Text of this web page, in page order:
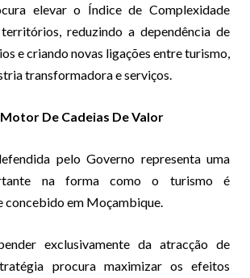
elevar o Índice de Complexidade
reduzindo a dependência de
e criando novas ligações entre turismo,
transformadora e serviços.
De Cadeias De Valor
pelo Governo representa uma
na forma como o turismo é
concebido em Moçambique.
exclusivamente da atracção de
procura maximizar os efeitos